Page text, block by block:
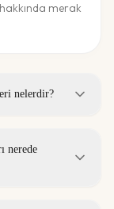
merak
nelerdir?
nerede